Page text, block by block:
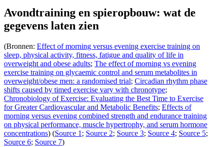
Avondtraining en spieropbouw: wat de
gegevens laten zien
(Bronnen: Effect of morning versus evening exercise training on
sleep, physical activity, fitness, fatigue and quality of life in
overweight and obese adults; The effect of morning vs evening
exercise training on glycaemic control and serum metabolites in
overweight/obese men: a randomised trial; Circadian rhythm phase
shifts caused by timed exercise vary with chronotype;
Chronobiology of Exercise: Evaluating the Best Time to Exercise
for Greater Cardiovascular and Metabolic Benefits; Effects of
morning versus evening combined strength and endurance training
on physical performance, muscle hypertrophy, and serum hormone
concentrations) (Source 1 ; Source 2; Source 3; Source 4; Source 5;
Source 6; Source 7)